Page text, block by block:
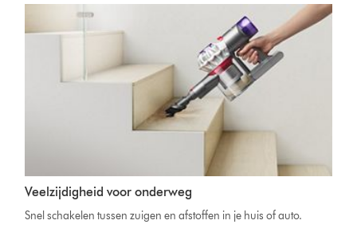
Veelzijdigheid voor onderweg
Snel schakelen tussen zuigen en afstoffen in je huis of auto.